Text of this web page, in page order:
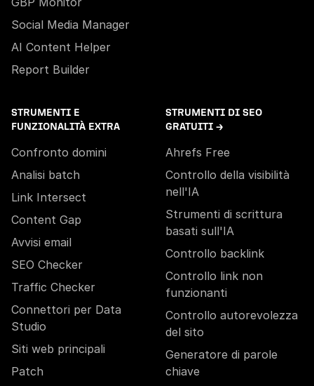
Social Media Manager
AI Content Helper
Report Builder
STRUMENTI E
FUNZIONALITÀ EXTRA
Confronto domini
Analisi batch
Link Intersect
Content Gap
Avvisi email
SEO Checker
Traffic Checker
Connettori per Data
Studio
Siti web principali
Patch
STRUMENTI DI SEO
GRATUITI →
Ahrefs Free
Controllo della visibilità
nell'IA
Strumenti di scrittura
basati sull'IA
Controllo backlink
Controllo link non
funzionanti
Controllo autorevolezza
del sito
Generatore di parole
chiave